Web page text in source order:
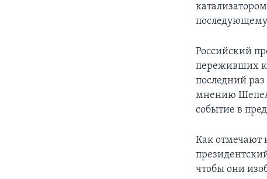
Российский
переживших
последний
мнению
событие в
Как отмечают
чтобы они